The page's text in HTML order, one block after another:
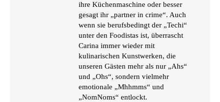
ihre Küchenmaschine oder besser
gesagt ihr „partner in crime“. Auch
wenn sie berufsbedingt der „Techi“
unter den Foodistas ist, überrascht
Carina immer wieder mit
kulinarischen Kunstwerken, die
unseren Gästen mehr als nur „Ahs“
und „Ohs“, sondern vielmehr
emotionale „Mhhmms“ und
„NomNoms“ entlockt.